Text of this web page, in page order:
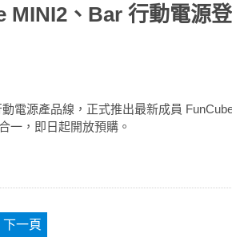
MINI2、Bar 行動電源
電源產品線，正式推出最新成員
一，即日起開放預購。
下一頁